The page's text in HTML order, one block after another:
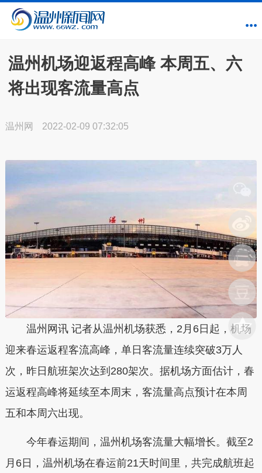
温州机场迎返程高峰 本周五、六
将出现客流量高点
温州网 2022-02-09 07:32:05
温州网讯 记者从温州机场获悉，2月6日起，机场
迎来春运返程客流高峰，单日客流量连续突破3万人
次，昨日航班架次达到280架次。据机场方面估计，春
运返程高峰将延续至本周末，客流量高点预计在本周
五和本周六出现。
今年春运期间，温州机场客流量大幅增长。截至2
月6日，温州机场在春运前21天时间里，共完成航班起